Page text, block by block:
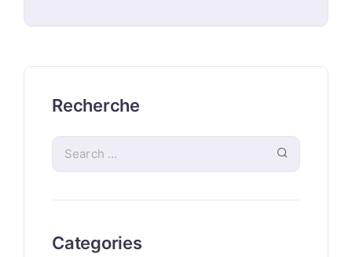
Recherche
Categories